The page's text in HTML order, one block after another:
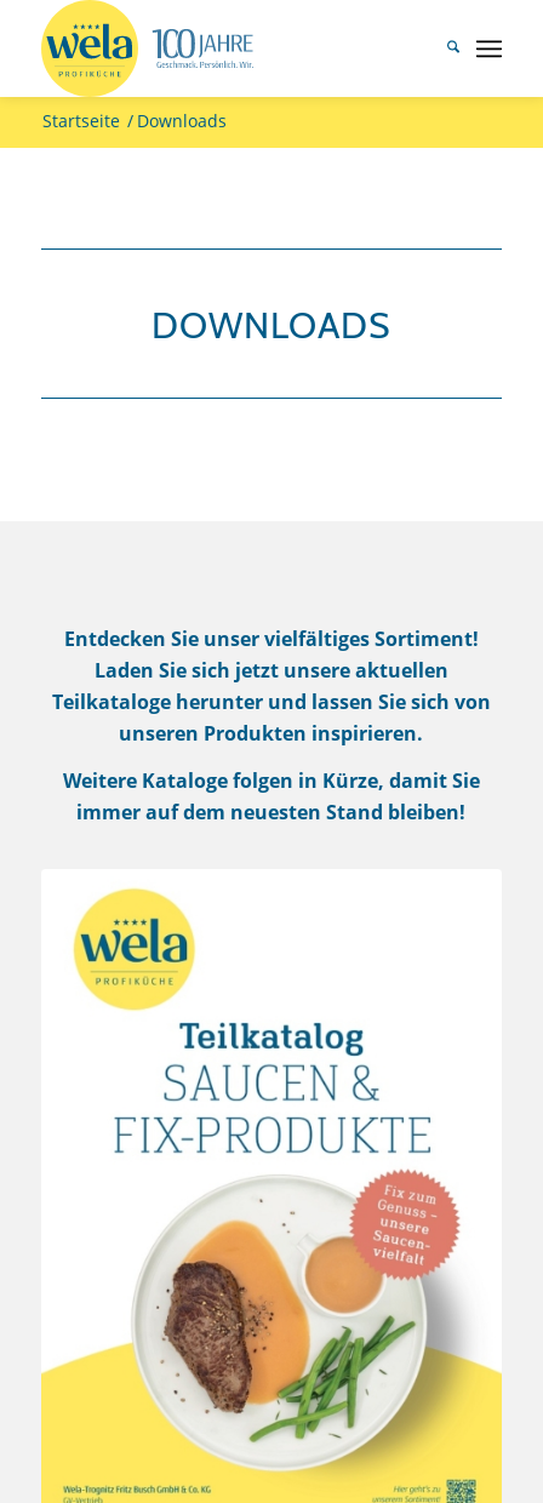
Startseite / Downloads
DOWNLOADS
Entdecken Sie unser vielfältiges Sortiment!
Laden Sie sich jetzt unsere aktuellen
Teilkataloge herunter und lassen Sie sich von
unseren Produkten inspirieren.
Weitere Kataloge folgen in Kürze, damit Sie
immer auf dem neuesten Stand bleiben!